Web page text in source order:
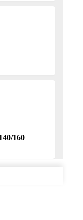
160